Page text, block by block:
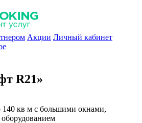
Акции Личный кабинет
R21»
140 кв м с большими окнами,